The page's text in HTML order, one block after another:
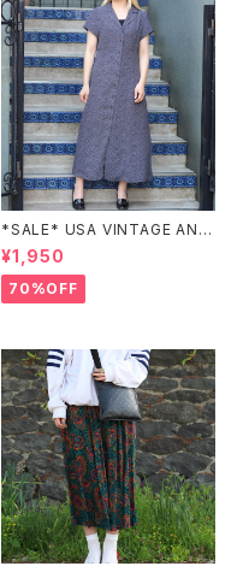
*SALE* USA VINTAGE ANN
EX HALF SLEEVE FLOWER
PATTERNED ONE PIECE/ア
メリカ古着半袖花柄ワンピース
¥1,950
70%OFF